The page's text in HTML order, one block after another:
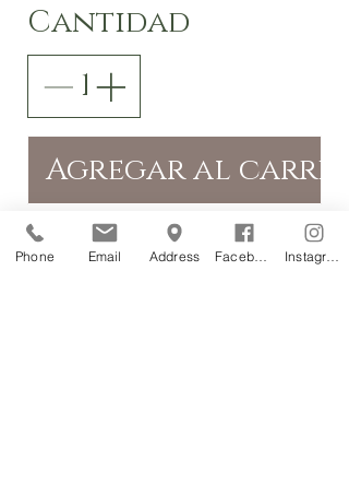
Cantidad
Agregar al carrito
Comprar ahora
Phone Email Address